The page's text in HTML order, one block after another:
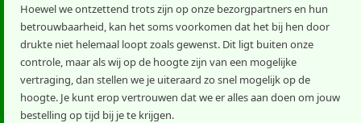
Hoewel we ontzettend trots zijn op onze bezorgpartners en hun
betrouwbaarheid, kan het soms voorkomen dat het bij hen door
drukte niet helemaal loopt zoals gewenst. Dit ligt buiten onze
controle, maar als wij op de hoogte zijn van een mogelijke
vertraging, dan stellen we je uiteraard zo snel mogelijk op de
hoogte. Je kunt erop vertrouwen dat we er alles aan doen om jouw
bestelling op tijd bij je te krijgen.